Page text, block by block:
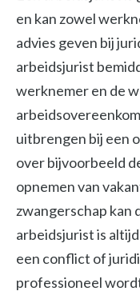
en kan zowel
advies geven bij
arbeidsjurist
werknemer en de
uitbrengen bij een
over bijvoorbeeld
opnemen van
zwangerschap kan
arbeidsjurist is
een conflict of
professioneel